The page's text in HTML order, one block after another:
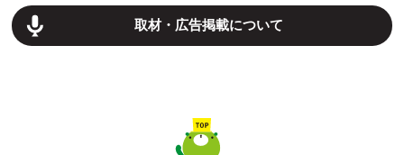
取材・広告掲載について